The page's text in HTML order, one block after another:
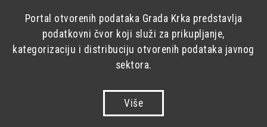
Portal otvorenih podataka Grada Krka predstavlja
podatkovni čvor koji služi za prikupljanje,
kategorizaciju i distribuciju otvorenih podataka javnog
sektora.
Više